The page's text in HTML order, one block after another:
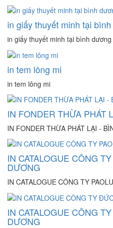
in giấy thuyết minh tại
in giấy thuyết minh tại bình dương
in tem lông mi
in tem lông mi
IN FONDER THỪA PHÁT
IN FONDER THỪA PHÁT LẠI -
IN CATALOGUE CÔNG
DƯƠNG
IN CATALOGUE CÔNG TY
IN CATALOGUE CÔNG
DƯƠNG